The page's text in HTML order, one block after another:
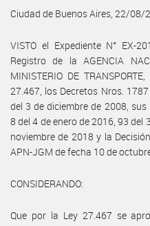
Ciudad de Buenos Aires, 22/08/
VISTO el Expediente N° EX-
Registro de la AGENCIA
MINISTERIO DE
27.467, los Decretos Nros.
del 3 de diciembre de 2008,
8 del 4 de enero de 2016, 93 del
noviembre de 2018 y la
APN-JGM de fecha 10 de
CONSIDERANDO:
Que por la Ley 27.467 se